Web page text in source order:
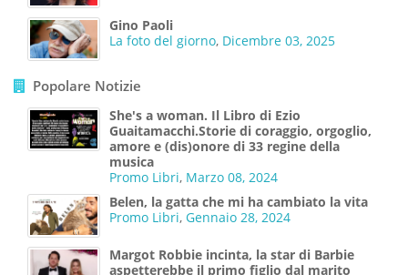
Gino Paoli
La foto del giorno, Dicembre 03, 2025
Popolare Notizie
She's a woman. Il Libro di Ezio
Guaitamacchi.Storie di coraggio, orgoglio,
amore e (dis)onore di 33 regine della
musica
Promo Libri, Marzo 08, 2024
Belen, la gatta che mi ha cambiato la vita
Promo Libri, Gennaio 28, 2024
Margot Robbie incinta, la star di Barbie
aspetterebbe il primo figlio dal marito